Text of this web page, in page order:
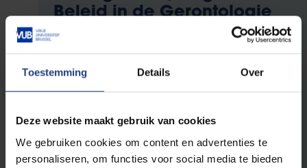
Toestemming Details Over
Deze website maakt gebruik van cookies
We gebruiken cookies om content en advertenties te
personaliseren, om functies voor social media te bieden
Beleid in de Gerontologie
gerontologie
Capita selecta uit de gerontologie
Geriatrie en klinische gerontologie 6